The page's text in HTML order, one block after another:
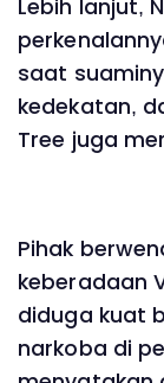
Lebih lanjut,
saat
kedekatan,
Tree juga
Pihak
keberadaan
diduga kuat
narkoba di